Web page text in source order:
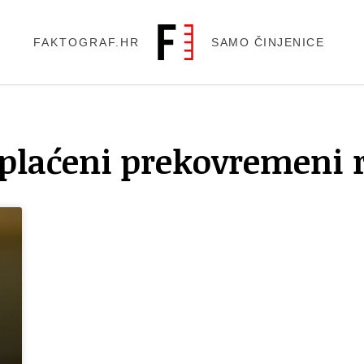
FAKTOGRAF.HR SAMO ČINJENICE
prekovremeni